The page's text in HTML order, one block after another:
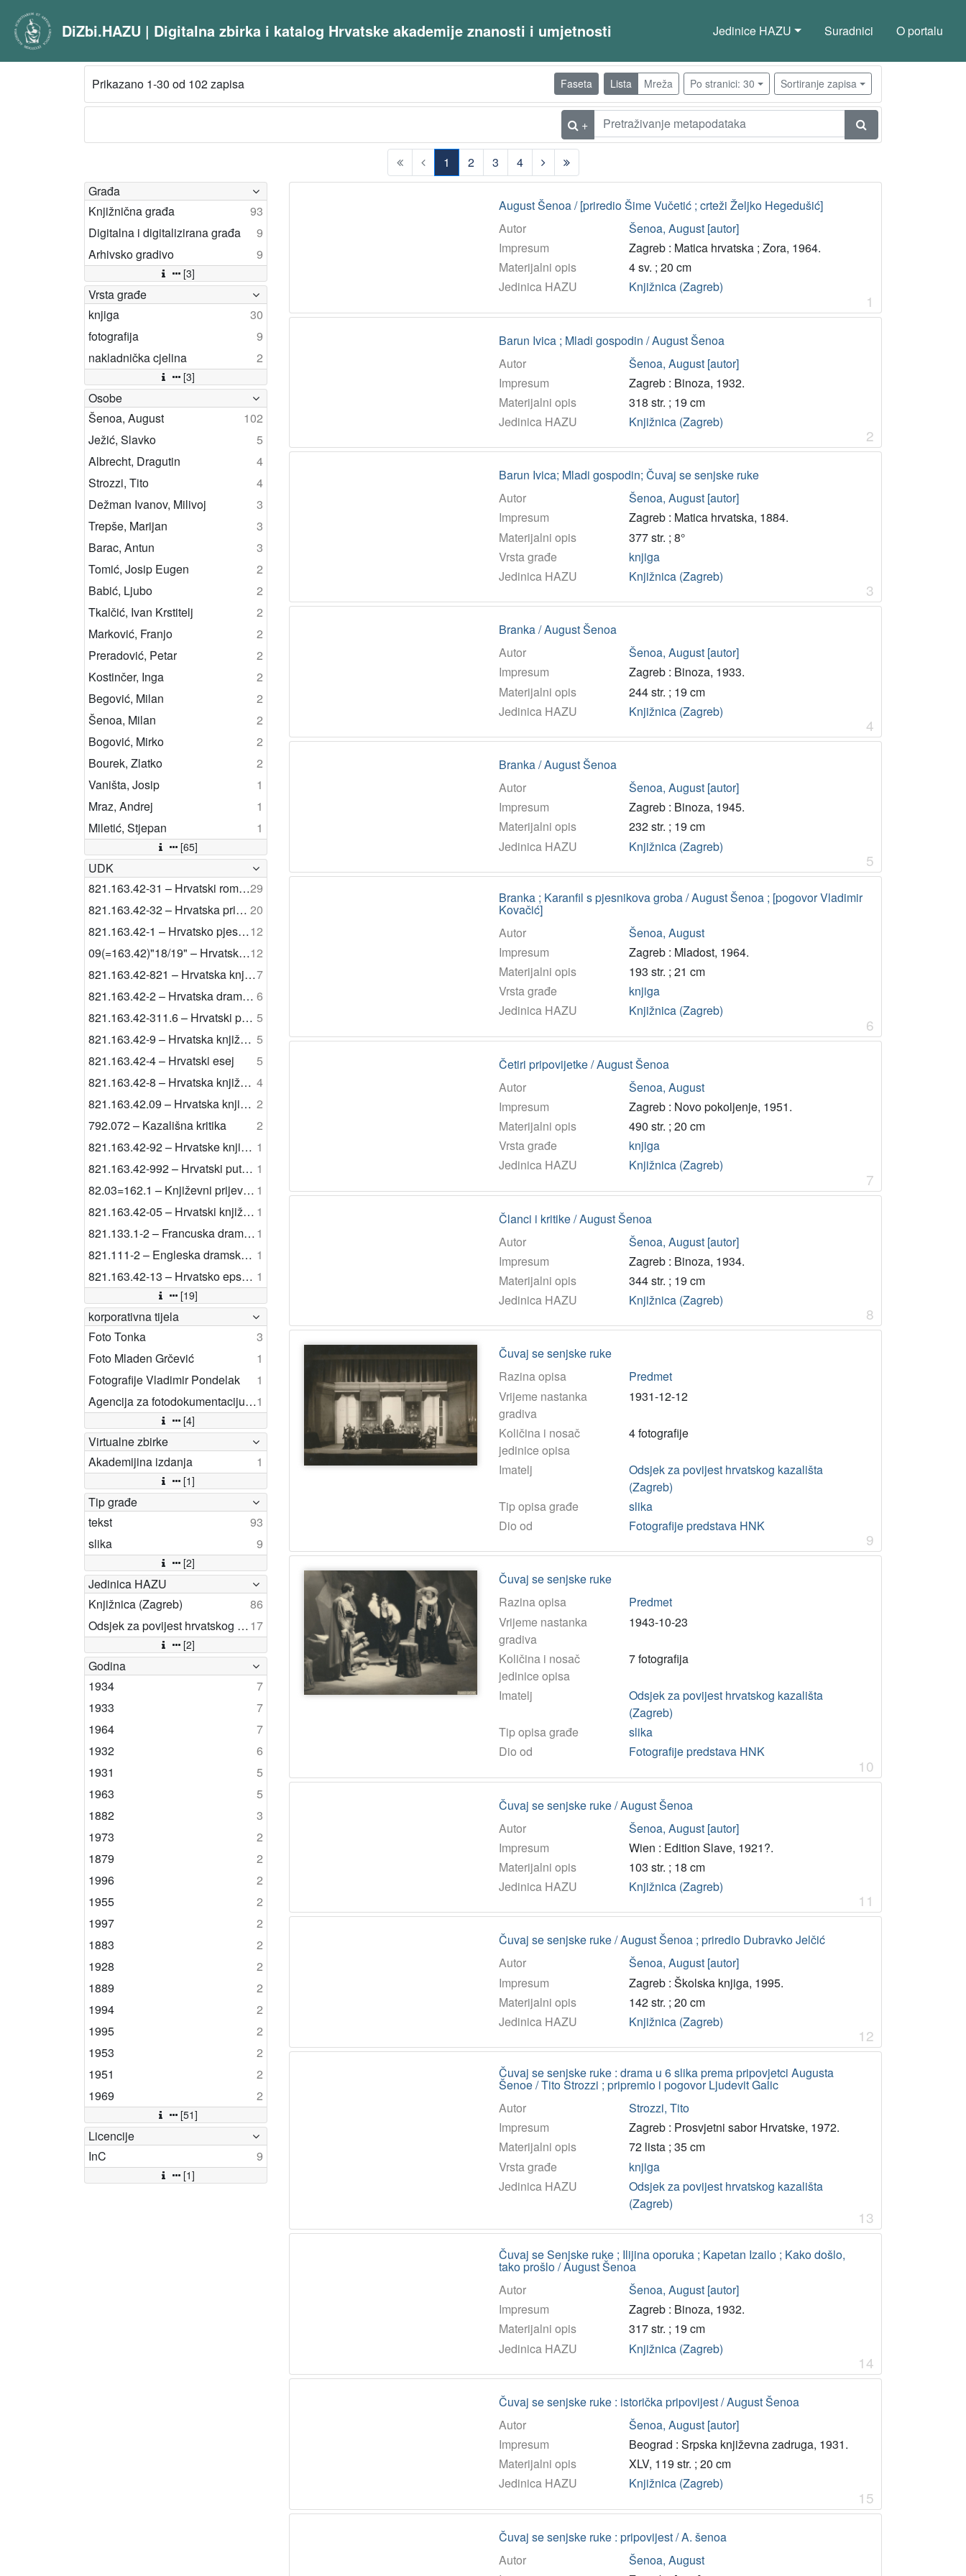
DiZbi.HAZU | Digitalna zbirka i katalog Hrvatske akademije znanosti i umjetnosti Jedinice HAZU Suradnici O portalu
Prikazano 1-30 od 102 zapisa Faseta Lista Mreža Po stranici: 30 Sortiranje zapisa
+
1
(current)
2 3
4
Građa
Knjižnična građa
93
Digitalna i digitalizirana građa
9
Arhivsko gradivo
9
[3]
Vrsta građe
knjiga
30
fotografija
9
nakladnička cjelina
2
[3]
Osobe
Šenoa, August
102
Ježić, Slavko
5
Albrecht, Dragutin
4
Strozzi, Tito
4
Dežman Ivanov, Milivoj
3
Trepše, Marijan
3
Barac, Antun
3
Tomić, Josip Eugen
2
Babić, Ljubo
2
Tkalčić, Ivan Krstitelj
2
Marković, Franjo
2
Preradović, Petar
2
Kostinčer, Inga
2
Begović, Milan
2
Šenoa, Milan
2
Bogović, Mirko
2
Bourek, Zlatko
2
Vaništa, Josip
1
Mraz, Andrej
1
Miletić, Stjepan
1
[65]
UDK
821.163.42-31 – Hrvatski roman29
821.163.42-32 – Hrvatska pripovijetka 20
821.163.42-1 – Hrvatsko pjesništvo12
09(=163.42)"18/19" – Hrvatske rijetke knjige 19. i 20. st.12
821.163.42-821 – Hrvatska književnost: poligrafije jednog autora7
821.163.42-2 – Hrvatska dramska književnost 6
821.163.42-311.6 – Hrvatski povijesni roman 5
821.163.42-9 – Hrvatska književnost: ostale vrste 5
821.163.42-4 – Hrvatski esej
5
821.163.42-8 – Hrvatska književnost: poligrafije 4
821.163.42.09 – Hrvatska književnost: studije i kritike 2
792.072 – Kazališna kritika
2
821.163.42-92 – Hrvatske književne polemike 1
821.163.42-992 – Hrvatski putopis 1
82.03=162.1 – Književni prijevodi: na poljski jezik 1
821.163.42-05 – Hrvatski književnici 1
821.133.1-2 – Francuska dramska književnost1
821.111-2 – Engleska dramska književnost 1
821.163.42-13 – Hrvatsko epsko pjesništvo 1
[19]
korporativna tijela
Foto Tonka
3
Foto Mladen Grčević
1
Fotografije Vladimir Pondelak
1
Agencija za fotodokumentaciju (Zagreb)1
[4]
Virtualne zbirke
Akademijina izdanja
1
[1]
Tip građe
tekst
93
slika
9
[2]
Jedinica HAZU
Knjižnica (Zagreb)
86
Odsjek za povijest hrvatskog kazališta (Zagreb)17
[2]
Godina
1934
7
1933
7
1964
7
1932
6
1931
5
1963
5
1882
3
1973
2
1879
2
1996
2
1955
2
1997
2
1883
2
1928
2
1889
2
1994
2
1995
2
1953
2
1951
2
1969
2
[51]
Licencije
InC
9
[1]
August Šenoa / [priredio Šime Vučetić ; crteži Željko Hegedušić]
Autor
Šenoa, August [autor]
Impresum
Zagreb : Matica hrvatska ; Zora, 1964.
Materijalni opis
4 sv. ; 20 cm
Jedinica HAZU
Knjižnica (Zagreb)
1
Barun Ivica ; Mladi gospodin / August Šenoa
Autor
Šenoa, August [autor]
Impresum
Zagreb : Binoza, 1932.
Materijalni opis
318 str. ; 19 cm
Jedinica HAZU
Knjižnica (Zagreb)
2
Barun Ivica; Mladi gospodin; Čuvaj se senjske ruke
Autor
Šenoa, August [autor]
Impresum
Zagreb : Matica hrvatska, 1884.
Materijalni opis
377 str. ; 8°
Vrsta građe
knjiga
Jedinica HAZU
Knjižnica (Zagreb)
3
Branka / August Šenoa
Autor
Šenoa, August [autor]
Impresum
Zagreb : Binoza, 1933.
Materijalni opis
244 str. ; 19 cm
Jedinica HAZU
Knjižnica (Zagreb)
4
Branka / August Šenoa
Autor
Šenoa, August [autor]
Impresum
Zagreb : Binoza, 1945.
Materijalni opis
232 str. ; 19 cm
Jedinica HAZU
Knjižnica (Zagreb)
5
Branka ; Karanfil s pjesnikova groba / August Šenoa ; [pogovor Vladimir
Kovačić]
Autor
Šenoa, August
Impresum
Zagreb : Mladost, 1964.
Materijalni opis
193 str. ; 21 cm
Vrsta građe
knjiga
Jedinica HAZU
Knjižnica (Zagreb)
6
Četiri pripovijetke / August Šenoa
Autor
Šenoa, August
Impresum
Zagreb : Novo pokoljenje, 1951.
Materijalni opis
490 str. ; 20 cm
Vrsta građe
knjiga
Jedinica HAZU
Knjižnica (Zagreb)
7
Članci i kritike / August Šenoa
Autor
Šenoa, August [autor]
Impresum
Zagreb : Binoza, 1934.
Materijalni opis
344 str. ; 19 cm
Jedinica HAZU
Knjižnica (Zagreb)
8
Čuvaj se senjske ruke
Razina opisa
Predmet
Vrijeme nastanka
gradiva
1931-12-12
Količina i nosač
jedinice opisa
4 fotografije
Imatelj
Odsjek za povijest hrvatskog kazališta
(Zagreb)
Tip opisa građe
slika
Dio od
Fotografije predstava HNK
9
Čuvaj se senjske ruke
Razina opisa
Predmet
Vrijeme nastanka
gradiva
1943-10-23
Količina i nosač
jedinice opisa
7 fotografija
Imatelj
Odsjek za povijest hrvatskog kazališta
(Zagreb)
Tip opisa građe
slika
Dio od
Fotografije predstava HNK
10
Čuvaj se senjske ruke / August Šenoa
Autor
Šenoa, August [autor]
Impresum
Wien : Edition Slave, 1921?.
Materijalni opis
103 str. ; 18 cm
Jedinica HAZU
Knjižnica (Zagreb)
11
Čuvaj se senjske ruke / August Šenoa ; priredio Dubravko Jelčić
Autor
Šenoa, August [autor]
Impresum
Zagreb : Školska knjiga, 1995.
Materijalni opis
142 str. ; 20 cm
Jedinica HAZU
Knjižnica (Zagreb)
12
Čuvaj se senjske ruke : drama u 6 slika prema pripovjetci Augusta
Šenoe / Tito Strozzi ; pripremio i pogovor Ljudevit Galic
Autor
Strozzi, Tito
Impresum
Zagreb : Prosvjetni sabor Hrvatske, 1972.
Materijalni opis
72 lista ; 35 cm
Vrsta građe
knjiga
Jedinica HAZU
Odsjek za povijest hrvatskog kazališta
(Zagreb)
13
Čuvaj se Senjske ruke ; Ilijina oporuka ; Kapetan Izailo ; Kako došlo,
tako prošlo / August Šenoa
Autor
Šenoa, August [autor]
Impresum
Zagreb : Binoza, 1932.
Materijalni opis
317 str. ; 19 cm
Jedinica HAZU
Knjižnica (Zagreb)
14
Čuvaj se senjske ruke : istorička pripovijest / August Šenoa
Autor
Šenoa, August [autor]
Impresum
Beograd : Srpska književna zadruga, 1931.
Materijalni opis
XLV, 119 str. ; 20 cm
Jedinica HAZU
Knjižnica (Zagreb)
15
Čuvaj se senjske ruke : pripovijest / A. šenoa
Autor
Šenoa, August